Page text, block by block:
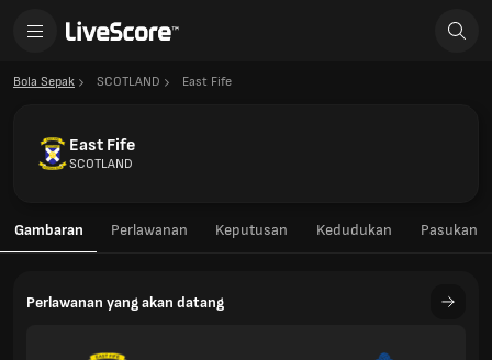
Bola Sepak SCOTLAND East Fife
East Fife
SCOTLAND
Gambaran Perlawanan Keputusan Kedudukan Pasukan
Perlawanan yang akan datang